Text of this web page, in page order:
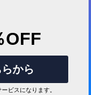
OFF
から
ビスになります。